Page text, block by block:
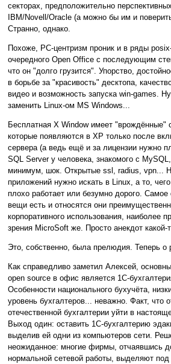
секторах, предположительно
IBM/Novell/Oracle (а можно бы им и
Странно, однако.
Похоже, PC-центризм проник и в ряды
очередного Open Office с последующим
что он "долго грузится". Упорство,
в борьбе за "красивость" десктопа,
видео и возможность запуска win-games.
заменить Linux-ом MS Windows...
Бесплатная X Window имеет "врождённые"
которые появляются в ХР только после
сервера (а ведь ещё и за лицензии нужно
SQL Server у человека, знакомого с
минимум, шок. Открытые ssl, radius, vpn...
приложений нужно искать в Linux, а то,
плохо работает или безумно дорого.
вещи есть и относятся они
корпоративного использования, наиболее
зрения MicroSoft же. Просто анекдот какой-
Это, собственно, была прелюдия. Теперь о
Как справедливо заметил Алексей,
open source в офис является 1С-
Особенности национального бухучёта,
уровень бухгалтеров... неважно. Факт, что
отечественной бухгалтерии уйти в
Выход один: оставить 1С-бухгалтерию
выделив ей одни из компьютеров сети.
неожиданное: многие фирмы, отчаявшись
нормальной сетевой работы, выделяют